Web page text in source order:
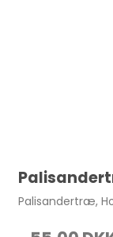
Postskrue
Palisandertræ,